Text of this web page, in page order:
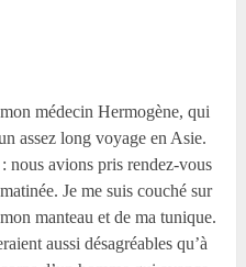
médecin Hermogène, qui
assez long voyage en Asie.
nous avions pris rendez-vous
Je me suis couché sur
manteau et de ma tunique.
aussi désagréables qu’à